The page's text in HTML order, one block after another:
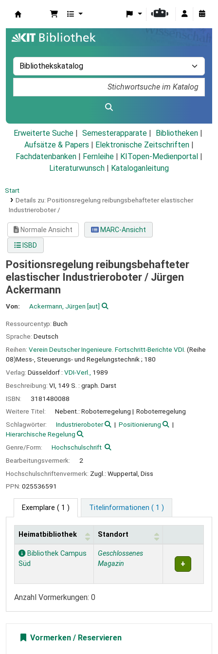
Erweiterte Suche Semesterapparate
Bibliotheken
Aufsätze & Papers
Elektronische Zeitschriften
Fachdatenbanken
Fernleihe KITopen-Medienportal
Literaturwunsch
Kataloganleitung
Start
Details zu: Positionsregelung reibungsbehafteter elastischer
Industrieroboter /
Normale Ansicht
MARC-Ansicht
ISBD
Positionsregelung reibungsbehafteter
elastischer Industrieroboter / Jürgen
Ackermann
Von: Ackermann, Jürgen [aut]
Ressourcentyp: Buch
Sprache: Deutsch
Reihen: Verein Deutscher Ingenieure. Fortschritt-Berichte VDI . (Reihe
08)Mess-, Steuerungs- und Regelungstechnik ; 180
Verlag: Düsseldorf : VDI-Verl.,
1989
Beschreibung: VI, 149 S. : graph. Darst
ISBN:
3181480088
Weitere Titel:
Nebent.: Roboterregelung
Roboterregelung
Schlagwörter:
Industrieroboter
Positionierung
Hierarchische Regelung
Genre/Form:
Hochschulschrift
Bearbeitungsvermerk:
2
Hochschulschriftenvermerk: Zugl.: Wuppertal, Diss
PPN: 025536591
Exemplare ( 1 ) Titelinformationen ( 1 )
Exemplare
Heimatbibliothek Standort
Bibliothek Campus
Süd
Geschlossenes
Magazin
Anzahl Vormerkungen: 0
Vormerken